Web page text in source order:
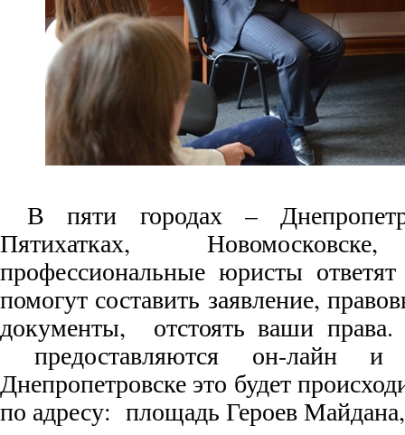
В пяти городах –
Пятихатках,
профессиональные юристы
помогут составить заявление,
документы, отстоять ваши права.
предоставляются он-лайн
Днепропетровске это будет
по адресу: площадь Героев